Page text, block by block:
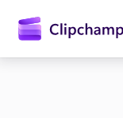
principal